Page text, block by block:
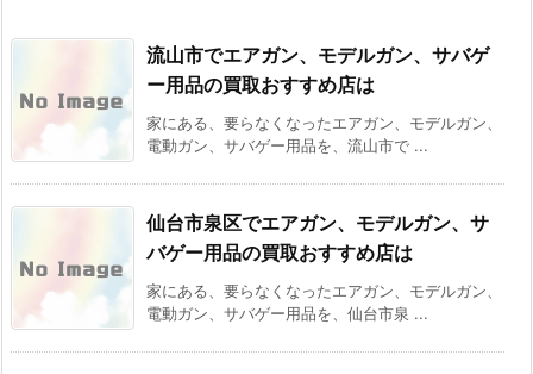
流山市でエアガン、モデルガン、サバゲ
ー用品の買取おすすめ店は
家にある、要らなくなったエアガン、モデルガン、
電動ガン、サバゲー用品を、流山市で ...
仙台市泉区でエアガン、モデルガン、サ
バゲー用品の買取おすすめ店は
家にある、要らなくなったエアガン、モデルガン、
電動ガン、サバゲー用品を、仙台市泉 ...